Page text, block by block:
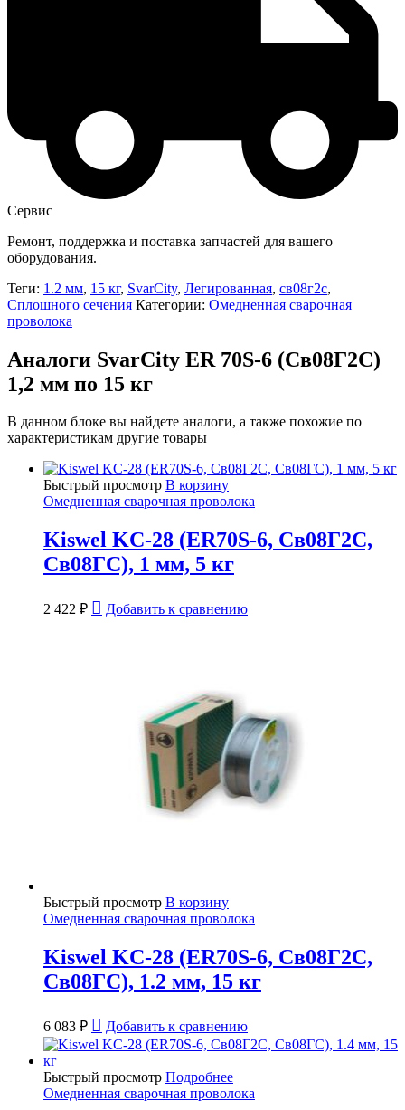
Сервис
Ремонт, поддержка и поставка запчастей для вашего
оборудования.
Теги: 1.2 мм, 15 кг, SvarCity, Легированная, св08г2с,
Сплошного сечения Категории: Омедненная сварочная
проволока
Аналоги SvarCity ER 70S-6 (Св08Г2С)
1,2 мм по 15 кг
В данном блоке вы найдете аналоги, а также похожие по
характеристикам другие товары
Быстрый просмотр В корзину
Омедненная сварочная проволока
Kiswel KC-28 (ER70S-6, Св08Г2С,
Св08ГС), 1 мм, 5 кг
2 422 ₽ Добавить к сравнению
Быстрый просмотр В корзину
Омедненная сварочная проволока
Kiswel KC-28 (ER70S-6, Св08Г2С,
Св08ГС), 1.2 мм, 15 кг
6 083 ₽ Добавить к сравнению
Быстрый просмотр Подробнее
Омедненная сварочная проволока